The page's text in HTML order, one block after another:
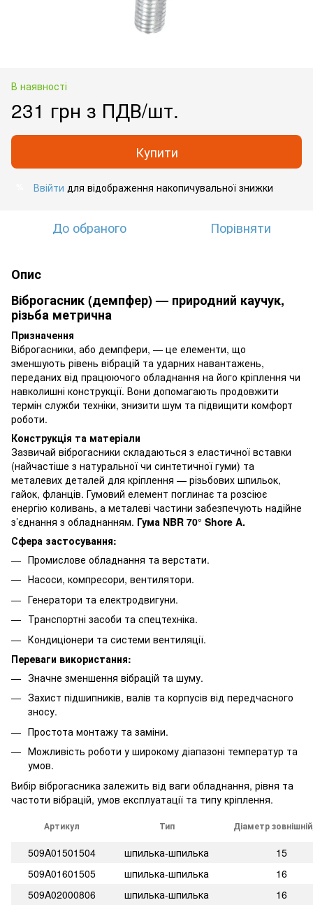
В наявності
231 грн з ПДВ/шт.
Купити
Ввійти для відображення накопичувальної знижки
До обраного Порівняти
Опис
Віброгасник (демпфер) — природний каучук,
різьба метрична
Призначення
Віброгасники, або демпфери, — це елементи, що
зменшують рівень вібрацій та ударних навантажень,
переданих від працюючого обладнання на його кріплення чи
навколишні конструкції. Вони допомагають продовжити
термін служби техніки, знизити шум та підвищити комфорт
роботи.
Конструкція та матеріали
Зазвичай віброгасники складаються з еластичної вставки
(найчастіше з натуральної чи синтетичної гуми) та
металевих деталей для кріплення — різьбових шпильок,
гайок, фланців. Гумовий елемент поглинає та розсіює
енергію коливань, а металеві частини забезпечують надійне
з’єднання з обладнанням. Гума NBR 70° Shore A.
Сфера застосування:
Промислове обладнання та верстати.
Насоси, компресори, вентилятори.
Генератори та електродвигуни.
Транспортні засоби та спецтехніка.
Кондиціонери та системи вентиляції.
Переваги використання:
Значне зменшення вібрацій та шуму.
Захист підшипників, валів та корпусів від передчасного
зносу.
Простота монтажу та заміни.
Можливість роботи у широкому діапазоні температур та
умов.
Вибір віброгасника залежить від ваги обладнання, рівня та
частоти вібрацій, умов експлуатації та типу кріплення.
Артикул Тип Діаметр
509A01501504 шпилька-шпилька
15
509A01601505
шпилька-шпилька
16
509A02000806
шпилька-шпилька
16